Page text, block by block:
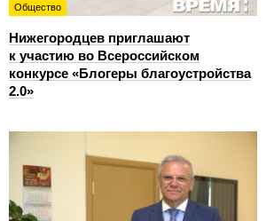
Общество
Нижегородцев приглашают
к участию во Всероссийском
конкурсе «Блогеры благоустройства
2.0»